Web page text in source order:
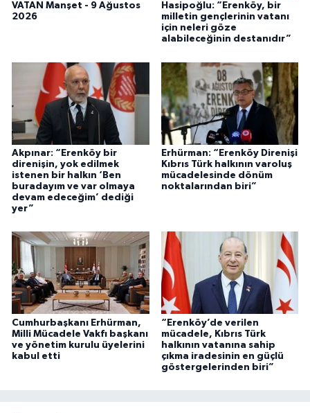
VATAN Manşet - 9 Ağustos
2026
Hasipoğlu: “Erenköy, bir
milletin gençlerinin vatanı
için neleri göze
alabileceğinin destanıdır”
Akpınar: “Erenköy bir
direnişin, yok edilmek
istenen bir halkın ‘Ben
buradayım ve var olmaya
devam edeceğim’ dediği
yer”
Erhürman: “Erenköy Direnişi
Kıbrıs Türk halkının varoluş
mücadelesinde dönüm
noktalarından biri”
Cumhurbaşkanı Erhürman,
Milli Mücadele Vakfı başkanı
ve yönetim kurulu üyelerini
kabul etti
“Erenköy’de verilen
mücadele, Kıbrıs Türk
halkının vatanına sahip
çıkma iradesinin en güçlü
göstergelerinden biri”